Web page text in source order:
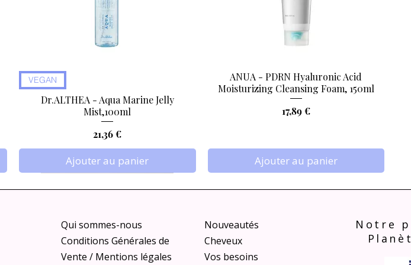
VEGAN
Dr.ALTHEA - Aqua Marine Jelly
Mist,100ml
Prix
21,36 €
Ajouter au panier
Aperçu rapide
ANUA - PDRN Hyaluronic Acid
Moisturizing Cleansing Foam, 150ml
Prix
17,89 €
Ajouter au panier
Qui sommes-nous
Conditions Générales de
Vente / Mentions légales
Nouveautés
Cheveux
Vos besoins
Notre